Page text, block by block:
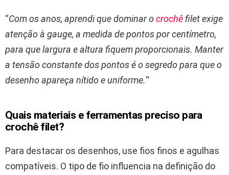
“Com os anos, aprendi que dominar o crochê filet exige
atenção à gauge, a medida de pontos por centímetro,
para que largura e altura fiquem proporcionais. Manter
a tensão constante dos pontos é o segredo para que o
desenho apareça nítido e uniforme.“
Quais materiais e ferramentas preciso para
crochê filet?
Para destacar os desenhos, use fios finos e agulhas
compatíveis. O tipo de fio influencia na definição do